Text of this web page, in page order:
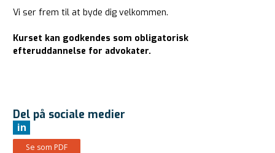
Vi ser frem til at byde dig velkommen.
Kurset kan godkendes som obligatorisk
efteruddannelse for advokater.
Del på sociale medier
in
Se som PDF